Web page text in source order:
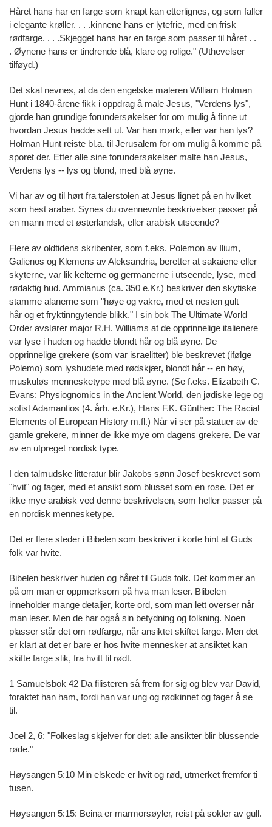
Håret hans har en farge som knapt kan etterlignes, og som faller
i elegante krøller. . . .kinnene hans er lytefrie, med en frisk
rødfarge. . . .Skjegget hans har en farge som passer til håret . .
. Øynene hans er tindrende blå, klare og rolige." (Uthevelser
tilføyd.)
Det skal nevnes, at da den engelske maleren William Holman
Hunt i 1840-årene fikk i oppdrag å male Jesus, "Verdens lys",
gjorde han grundige forundersøkelser for om mulig å finne ut
hvordan Jesus hadde sett ut. Var han mørk, eller var han lys?
Holman Hunt reiste bl.a. til Jerusalem for om mulig å komme på
sporet der. Etter alle sine forundersøkelser malte han Jesus,
Verdens lys -- lys og blond, med blå øyne.
Vi har av og til hørt fra talerstolen at Jesus lignet på en hvilket
som hest araber. Synes du ovennevnte beskrivelser passer på
en mann med et østerlandsk, eller arabisk utseende?
Flere av oldtidens skribenter, som f.eks. Polemon av Ilium,
Galienos og Klemens av Aleksandria, beretter at sakaiene eller
skyterne, var lik kelterne og germanerne i utseende, lyse, med
rødaktig hud. Ammianus (ca. 350 e.Kr.) beskriver den skytiske
stamme alanerne som "høye og vakre, med et nesten gult
hår og et fryktinngytende blikk." I sin bok The Ultimate World
Order avslører major R.H. Williams at de opprinnelige italienere
var lyse i huden og hadde blondt hår og blå øyne. De
opprinnelige grekere (som var israelitter) ble beskrevet (ifølge
Polemo) som lyshudete med rødskjær, blondt hår -- en høy,
muskuløs mennesketype med blå øyne. (Se f.eks. Elizabeth C.
Evans: Physiognomics in the Ancient World, den jødiske lege og
sofist Adamantios (4. årh. e.Kr.), Hans F.K. Günther: The Racial
Elements of European History m.fl.) Når vi ser på statuer av de
gamle grekere, minner de ikke mye om dagens grekere. De var
av en utpreget nordisk type.
I den talmudske litteratur blir Jakobs sønn Josef beskrevet som
"hvit" og fager, med et ansikt som blusset som en rose. Det er
ikke mye arabisk ved denne beskrivelsen, som heller passer på
en nordisk mennesketype.
Det er flere steder i Bibelen som beskriver i korte hint at Guds
folk var hvite.
Bibelen beskriver huden og håret til Guds folk. Det kommer an
på om man er oppmerksom på hva man leser. Blibelen
inneholder mange detaljer, korte ord, som man lett overser når
man leser. Men de har også sin betydning og tolkning. Noen
plasser står det om rødfarge, når ansiktet skiftet farge. Men det
er klart at det er bare er hos hvite mennesker at ansiktet kan
skifte farge slik, fra hvitt til rødt.
1 Samuelsbok 42 Da filisteren så frem for sig og blev var David,
foraktet han ham, fordi han var ung og rødkinnet og fager å se
til.
Joel 2, 6: "Folkeslag skjelver for det; alle ansikter blir blussende
røde."
Høysangen 5:10 Min elskede er hvit og rød, utmerket fremfor ti
tusen.
Høysangen 5:15: Beina er marmorsøyler, reist på sokler av gull.